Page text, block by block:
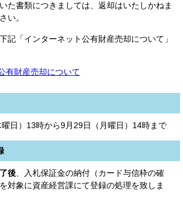
た書類につきましては、返却はいたしかねま
い。
記「インターネット公有財産売却について」
有財産売却について
日）13時から9月29日（月曜日）14時まで
後 、入札保証金の納付（カード与信枠の確
対象に資産経営課にて登録の処理を致しま